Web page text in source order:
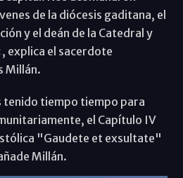
de la diócesis gaditana, el
y el deán de la Catedral y
explica el sacerdote
Millán.
tenido tiempo tiempo para
el Capítulo IV
"Gaudete et exsultate"
Millán.